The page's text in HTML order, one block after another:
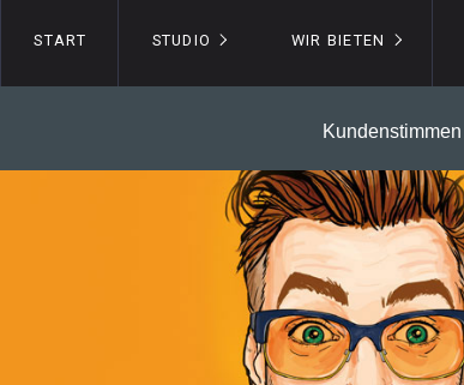
START STUDIO WIR BIETEN
Kundenstimmen